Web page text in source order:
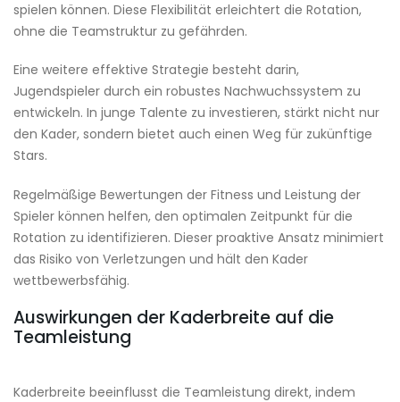
spielen können. Diese Flexibilität erleichtert die Rotation,
ohne die Teamstruktur zu gefährden.
Eine weitere effektive Strategie besteht darin,
Jugendspieler durch ein robustes Nachwuchssystem zu
entwickeln. In junge Talente zu investieren, stärkt nicht nur
den Kader, sondern bietet auch einen Weg für zukünftige
Stars.
Regelmäßige Bewertungen der Fitness und Leistung der
Spieler können helfen, den optimalen Zeitpunkt für die
Rotation zu identifizieren. Dieser proaktive Ansatz minimiert
das Risiko von Verletzungen und hält den Kader
wettbewerbsfähig.
Auswirkungen der Kaderbreite auf die
Teamleistung
Kaderbreite beeinflusst die Teamleistung direkt, indem